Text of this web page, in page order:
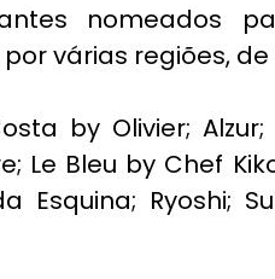
nomeados
várias regiões,
by Olivier;
Le Bleu by Chef
Esquina; Ryoshi;